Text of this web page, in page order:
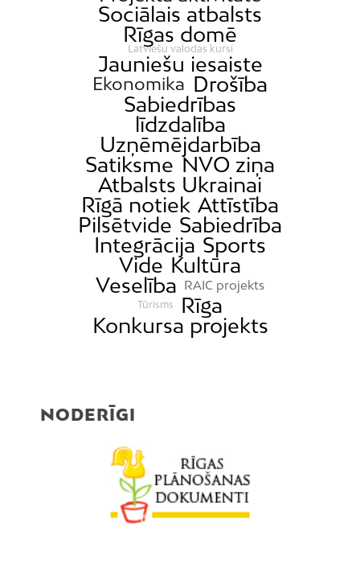
Kundziņsala
Mežaparks
Mežciems
Mūkupurvs
Pētersala-Andrejsala
Rumbula
Sarkandaugava
Sociālais atbalsts
Rīgas domē
Latviešu valodas kursi
Jauniešu iesaiste
Ekonomika Drošība
Sabiedrības
līdzdalība
Uzņēmējdarbība
Satiksme NVO ziņa
Atbalsts Ukrainai
Rīgā notiek Attīstība
Pilsētvide Sabiedrība
Integrācija Sports
Vide Kultūra
Veselība
RAIC projekts
Tūrisms
Rīga
Konkursa projekts
NODERĪGI